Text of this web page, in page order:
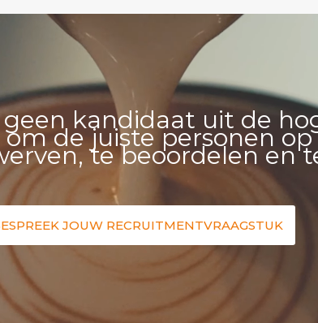
kandidaat uit de
de juiste personen
te beoordelen en
JOUW RECRUITMENTVRAAGSTUK